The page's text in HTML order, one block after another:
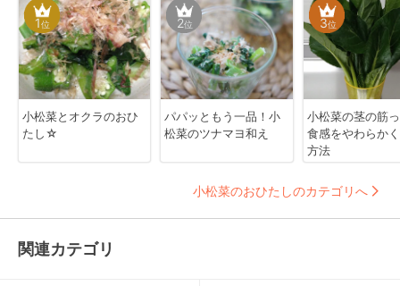
1位
小松菜とオクラのおひ
たし☆
2位
パパッともう一品！小
松菜のツナマヨ和え
3位
小松菜の茎の筋
食感をやわらか
方法
小松菜のおひたしのカテゴリへ
関連カテゴリ